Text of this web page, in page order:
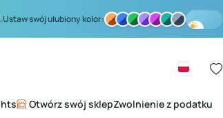
Ustaw swój ulubiony kolor:
Otwórz swój sklepZwolnienie z podatku